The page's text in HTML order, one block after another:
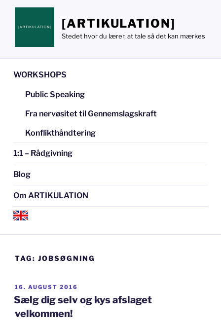
Videre
indhold
[ARTIKULATION]
Stedet hvor du lærer, at tale så det kan mærkes
WORKSHOPS
Public Speaking
Fra nervøsitet til Gennemslagskraft
Konflikthåndtering
1:1 – Rådgivning
Blog
Om ARTIKULATION
TAG: JOBSØGNING
UDGIVET
DEN
16. AUGUST 2016
Sælg dig selv og kys afslaget
velkommen!